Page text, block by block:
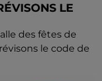
LE
des fêtes de
le code de